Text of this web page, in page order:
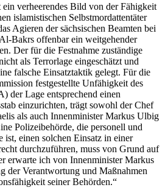
verheerendes Bild von der Fähigkeit
islamistischen Selbstmordattentäter
Agieren der sächsischen Beamten bei
Bakrs offenbar ein weitgehender
Der für die Festnahme zuständige
als Terrorlage eingeschätzt und
falsche Einsatztaktik gelegt. Für die
festgestellte Unfähigkeit des
der Lage entsprechend einen
einzurichten, trägt sowohl der Chef
als auch Innenminister Markus Ulbig
Polizeibehörde, die personell und
einen solchen Einsatz in einer
durchzuführen, muss von Grund auf
erwarte ich von Innenminister Markus
der Verantwortung und Maßnahmen
seiner Behörden.“